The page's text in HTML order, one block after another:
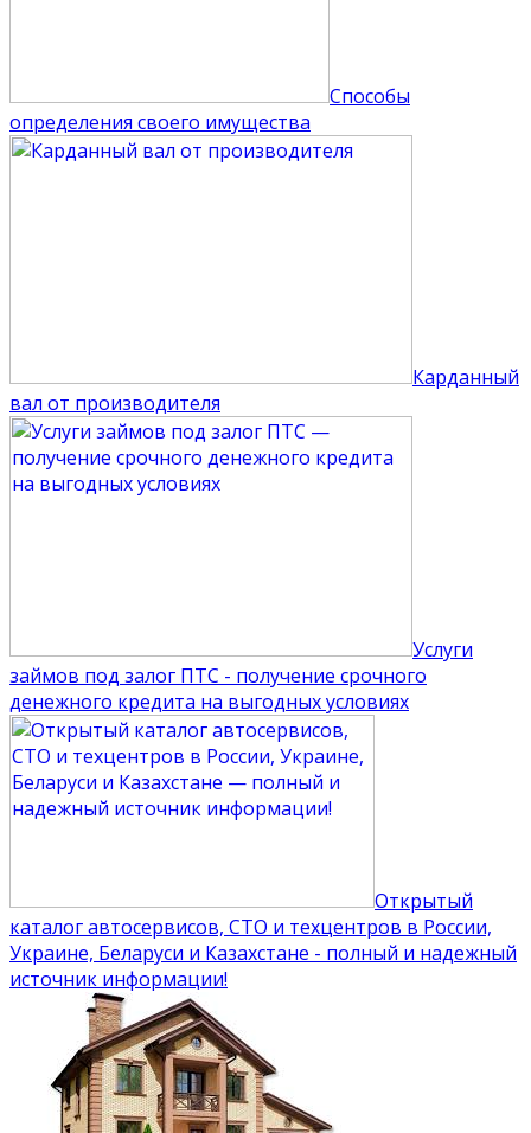
Способы
определения своего имущества
Карданный
вал от производителя
Услуги
займов под залог ПТС - получение срочного
денежного кредита на выгодных условиях
Открытый
каталог автосервисов, СТО и техцентров в России,
Украине, Беларуси и Казахстане - полный и надежный
источник информации!